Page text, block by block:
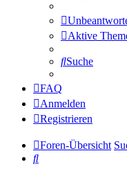
Aktive
Suche
FAQ
Anmelden
Registrieren
Foren-Übersicht
Suche